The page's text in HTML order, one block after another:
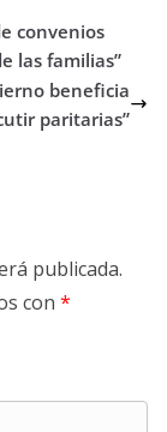
convenios
las familias”
beneficia
paritarias”
publicada.
con *